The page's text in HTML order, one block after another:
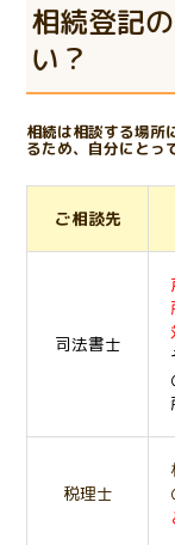
相続登記
い？
相続は相談する場所
るため、自分にとっ
ご相談先
司法書士
税理士